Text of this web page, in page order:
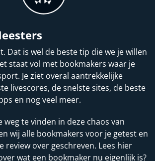
Dat is wel de beste tip die we je willen
staat vol met bookmakers waar je
Je ziet overal aantrekkelijke
livescores, de snelste sites, de beste
en nog veel meer.
weg te vinden in deze chaos van
wij alle bookmakers voor je getest en
review over geschreven. Lees hier
wat een bookmaker nu eigenlijk is?